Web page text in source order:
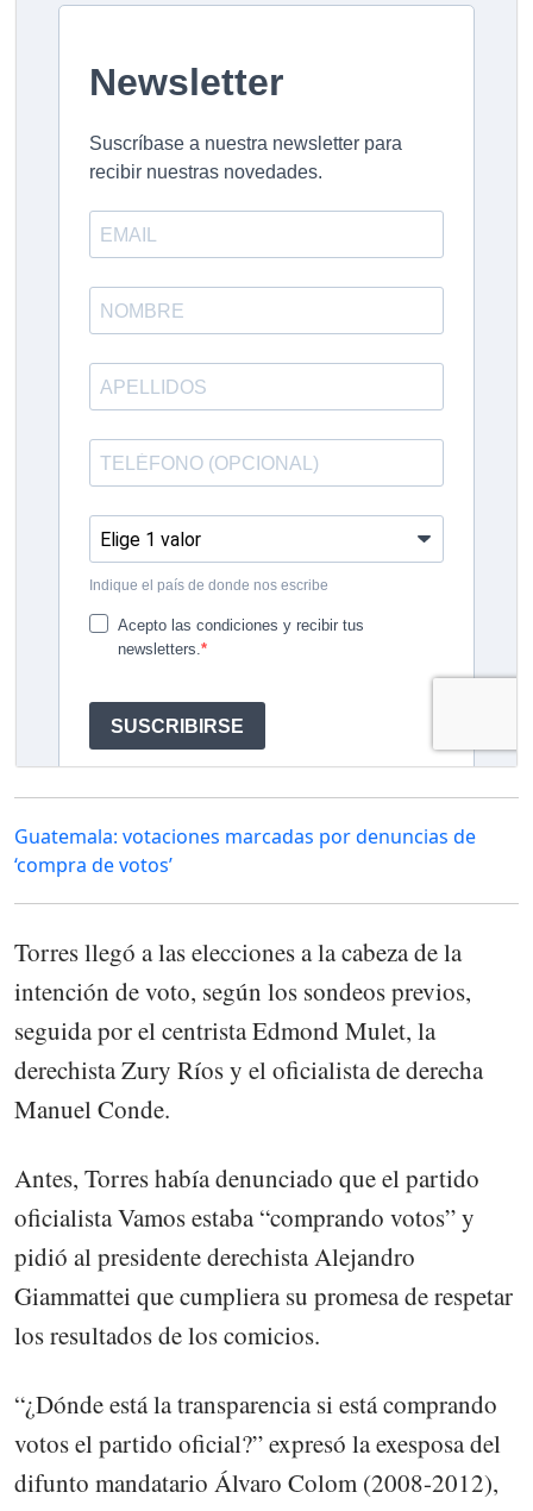
Guatemala: votaciones marcadas por denuncias de
‘compra de votos’
Torres llegó a las elecciones a la cabeza de la
intención de voto, según los sondeos previos,
seguida por el centrista Edmond Mulet, la
derechista Zury Ríos y el oficialista de derecha
Manuel Conde.
Antes, Torres había denunciado que el partido
oficialista Vamos estaba “comprando votos” y
pidió al presidente derechista Alejandro
Giammattei que cumpliera su promesa de respetar
los resultados de los comicios.
“¿Dónde está la transparencia si está comprando
votos el partido oficial?” expresó la exesposa del
difunto mandatario Álvaro Colom (2008-2012),